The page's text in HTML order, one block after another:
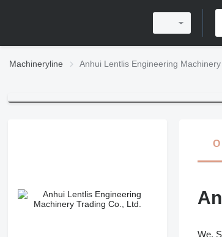
Machineryline Anhui Lentlis Engineering Machinery
О
We,